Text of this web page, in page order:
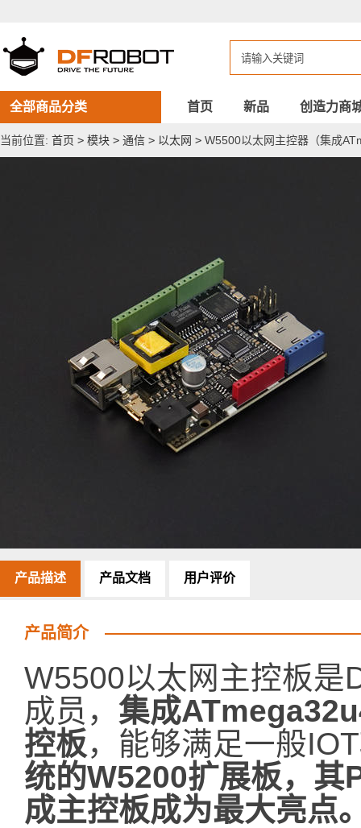
网
主
控
器
（集
成
ATmega32u4
和
全部商品分类 首页 新品 创造力商
当前位置: 首页 > 模块 > 通信 > 以太网 > W5500以太网主控器（集成
产品描述 产品文档 用户评价
产品简介
W5500以太网主控板是
成员， 集成
控板，能够满足一般
统的W5200扩展板，其
成主控板成为最大亮点